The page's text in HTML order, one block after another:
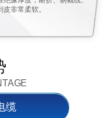
皮非常柔软。
缆